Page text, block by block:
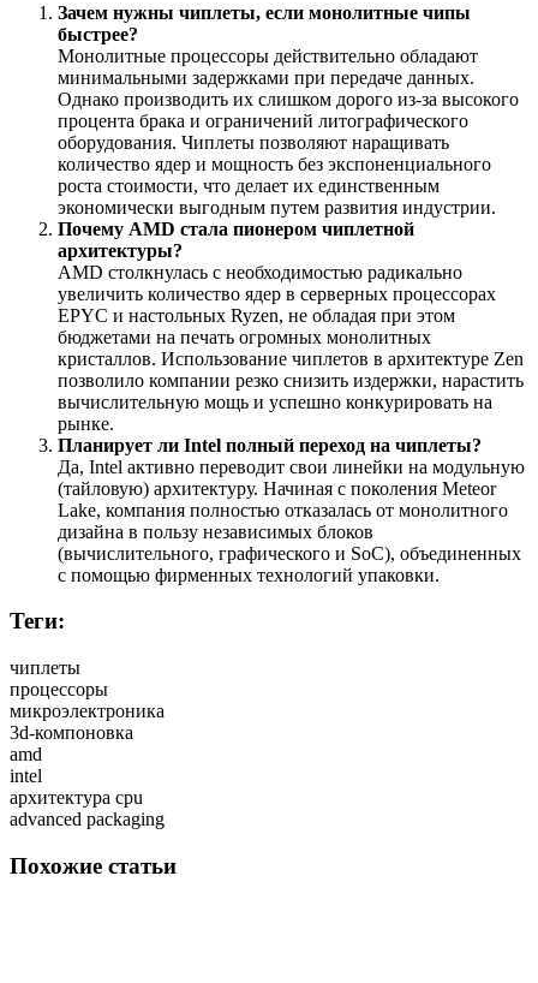
Зачем нужны чиплеты, если монолитные чипы
быстрее?
Монолитные процессоры действительно обладают
минимальными задержками при передаче данных.
Однако производить их слишком дорого из-за высокого
процента брака и ограничений литографического
оборудования. Чиплеты позволяют наращивать
количество ядер и мощность без экспоненциального
роста стоимости, что делает их единственным
экономически выгодным путем развития индустрии.
Почему AMD стала пионером чиплетной
архитектуры?
AMD столкнулась с необходимостью радикально
увеличить количество ядер в серверных процессорах
EPYC и настольных Ryzen, не обладая при этом
бюджетами на печать огромных монолитных
кристаллов. Использование чиплетов в архитектуре Zen
позволило компании резко снизить издержки, нарастить
вычислительную мощь и успешно конкурировать на
рынке.
Планирует ли Intel полный переход на чиплеты?
Да, Intel активно переводит свои линейки на модульную
(тайловую) архитектуру. Начиная с поколения Meteor
Lake, компания полностью отказалась от монолитного
дизайна в пользу независимых блоков
(вычислительного, графического и SoC), объединенных
с помощью фирменных технологий упаковки.
Теги:
чиплеты
процессоры
микроэлектроника
3d-компоновка
amd
intel
архитектура cpu
advanced packaging
Похожие статьи